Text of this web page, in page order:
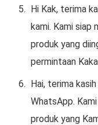
Hi Kak, terima
kami. Kami siap
produk yang
permintaan
Hai, terima
WhatsApp.
produk yang